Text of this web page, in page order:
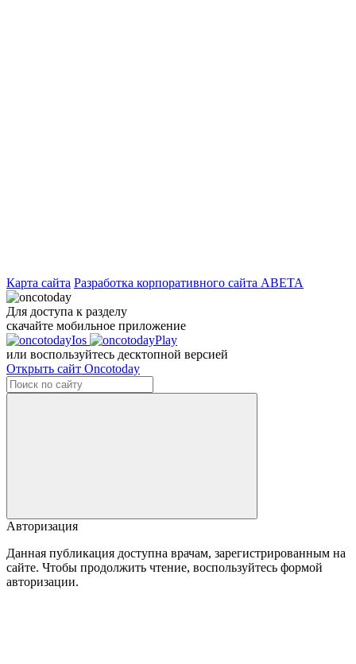
Карта сайта Разработка корпоративного сайта ABETA
Для доступа к разделу
скачайте мобильное приложение
или воспользуйтесь десктопной версией
Открыть сайт Oncotoday
Авторизация
Данная публикация доступна врачам, зарегистрированным на
сайте. Чтобы продолжить чтение, воспользуйтесь формой
авторизации.